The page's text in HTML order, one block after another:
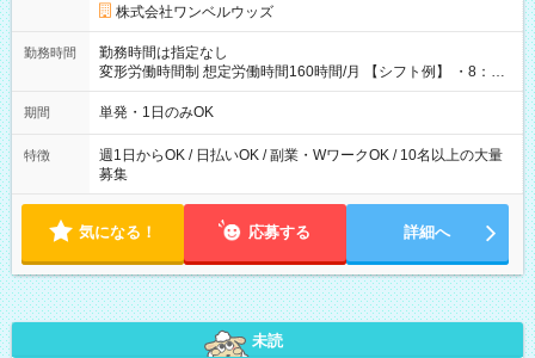
株式会社ワンベルウッズ
勤務時間
勤務時間は指定なし
変形労働時間制 想定労働時間160時間/月 【シフト例】 ・8：00
～21：00
期間 単発・1日のみOK
特徴
週1日からOK / 日払いOK / 副業・WワークOK / 10名以上の大量
募集
気になる！ 応募する 詳細へ
未読